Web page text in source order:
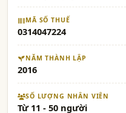
MÃ SỐ THUẾ
0314047224
NĂM THÀNH LẬP
2016
SỐ LƯỢNG NHÂN VIÊN
Từ 11 - 50 người